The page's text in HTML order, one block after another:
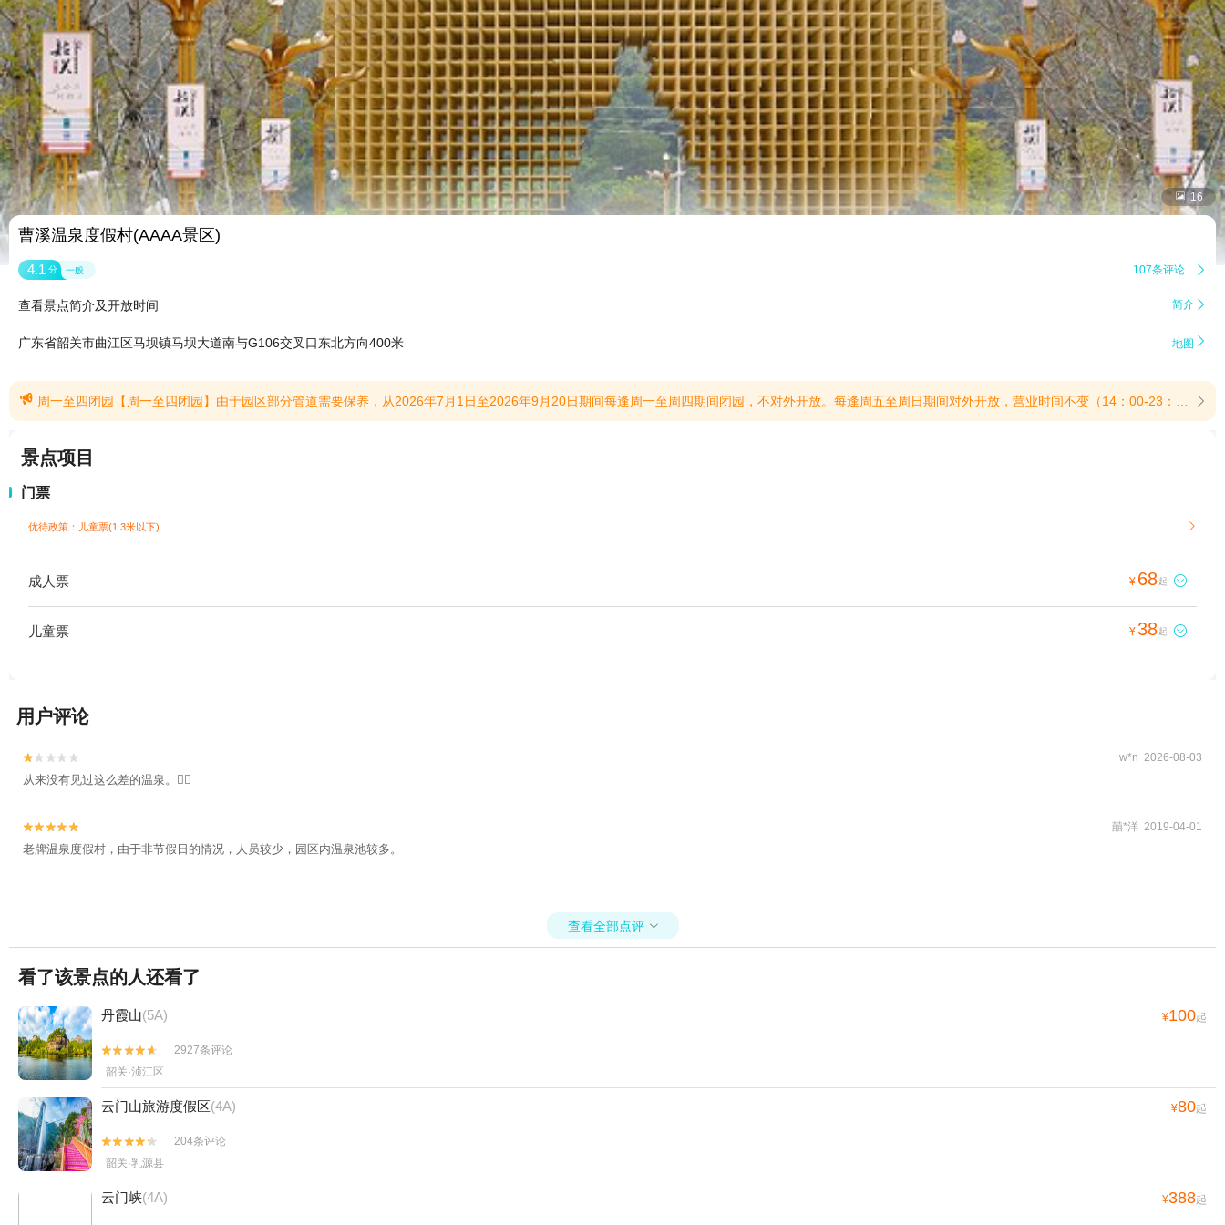
 16
曹溪温泉度假村(AAAA景区)
4.1 分 一般 107条评论 
查看景点简介及开放时间 简介 
广东省韶关市曲江区马坝镇马坝大道南与G106交叉口东北方向400米 地图 
 周一至四闭园【周一至四闭园】由于园区部分管道需要保养，从2026年7月1日至2026年9月20日期间每逢周一至周四期间闭园，不对外开放。每逢周五至周日期间对外开放，营业时间不变（14：00-23：00）(提示有效期2026/6/30至2026/9/18) 
景点项目
门票
优待政策：儿童票(1.3米以下) 
成人票 ¥ 68起 
儿童票 ¥38起 
用户评论

 w*n 2026-08-03
从来没有见过这么差的温泉。👎🏻

 囍*洋 2019-04-01
老牌温泉度假村，由于非节假日的情况，人员较少，园区内温泉池较多。
查看全部点评 
看了该景点的人还看了
丹霞山(5A) ¥100起


2927条评论
韶关·浈江区
云门山旅游度假区(4A) ¥80起


204条评论
韶关·乳源县
云门峡(4A) ¥388起